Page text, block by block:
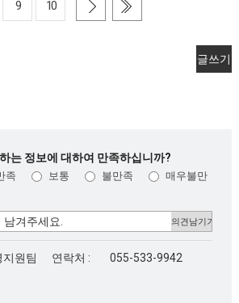
9 10
글쓰기
는 정보에 대하여 만족하십니까?
족 보통 불만족
지원팀 연락처 : 055-533-9942